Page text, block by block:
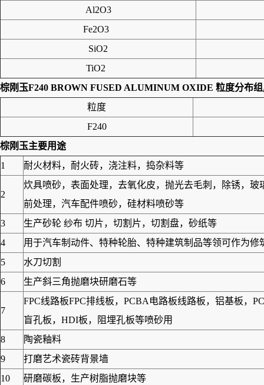
Al2O3
Fe2O3
SiO2
TiO2
棕刚玉F240 BROWN FUSED ALUMINUM OXIDE 粒度分布
粒度
F240
棕刚玉主要用途
1
耐火材料，耐火砖，浇注料，捣杂料等
2
炊具喷砂，表面处理，去氧化皮，抛光去毛刺，除锈，
前处理，汽车配件喷砂，硅材料喷砂等
3
生产砂轮 纱布 切片，切割片，切割盘，砂纸等
4
用于汽车制动件、特种轮胎、特种建筑制品等领可作为
5
水刀切割
6
生产斜三角抛磨块研磨石等
7
FPC线路板FPC排线板，PCBA电路板线路板，铝基板，
盲孔板，HDI板，阻埋孔板等喷砂用
8
陶瓷釉料
9
打磨艺术瓷砖背景墙
10
研磨碳板，生产树脂抛磨块等